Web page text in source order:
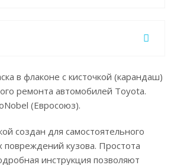
в флаконе с кисточкой (карандаш)
ремонта автомобилей Toyota.
(Евросоюз).
создан для самостоятельного
повреждений кузова. Простота
инструкция позволяют